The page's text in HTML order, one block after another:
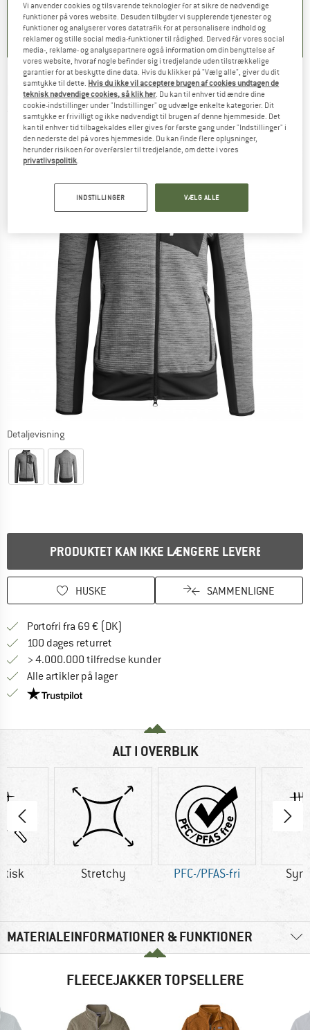
) 5,0 (4) 5,0(3)
MARTINI -Base Camp - Fleecejakke
(0)
Detaljevisning
PRODUKTET KAN IKKE LÆNGERE LEVERES
HUSKE SAMMENLIGNE
Portofri fra 69 € (DK)
100 dages returret
> 4.000.000 tilfredse kunder
Alle artikler på lager
Vi er Trustpilot-certificeret - oplysningerne får du
ALT I OVERBLIK
Stretchy PFC-/PFAS-fri
MATERIALEINFORMATIONER & FUNKTIONER
FLEECEJAKKER TOPSELLERE
Vi anvender cookies og tilsvarende teknologier for at sikre de nødvendige
funktioner på vores website. Desuden tilbyder vi supplerende tjenester og
funktioner og analyserer vores datatrafik for at personalisere indhold og
reklamer og stille social media-funktioner til rådighed. Derved får vores social
media-, reklame- og analysepartnere også information om din benyttelse af
vores website, hvoraf nogle befinder sig i tredjelande uden tilstrækkelige
garantier for at beskytte dine data. Hvis du klikker på "Vælg alle", giver du dit
samtykke til dette. Hvis du ikke vil acceptere brugen af cookies undtagen de
teknisk nødvendige cookies, så klik her. Du kan til enhver tid ændre dine
cookie-indstillinger under "Indstillinger" og udvælge enkelte kategorier. Dit
samtykke er frivilligt og ikke nødvendigt til brugen af denne hjemmeside. Det
kan til enhver tid tilbagekaldes eller gives for første gang under "Indstillinger" i
den nederste del på vores hjemmeside. Du kan finde flere oplysninger,
herunder risikoen for overførsler til tredjelande, om dette i vores
privatlivspolitik.
INDSTILLINGER VÆLG ALLE